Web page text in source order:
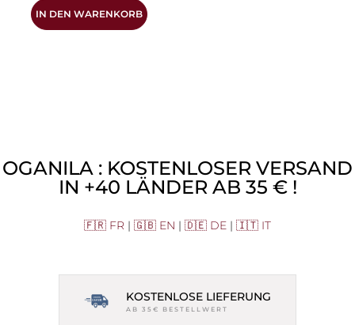
IN DEN WARENKORB
OGANILA : KOSTENLOSER VERSAND
IN +40 LÄNDER AB 35 € !
🇫🇷 FR | 🇬🇧 EN | 🇩🇪 DE | 🇮🇹 IT
KOSTENLOSE LIEFERUNG
AB 35€ BESTELLWERT